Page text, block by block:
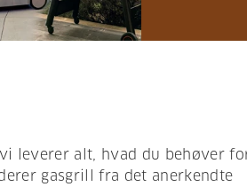
leverer alt, hvad du behøver
gasgrill fra det anerkendte